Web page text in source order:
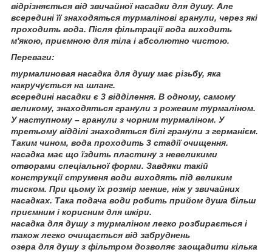
відрізняється від звичайної насадки для душу. Але
всередині її знаходяться турмалінові гранули, через які
проходить вода. Після фільтрації вода виходить
м'якою, приємною для тіла і абсолютно чистою.
Переваги:
турмалиновая насадка для душу має різьбу, яка
накручується на шланг.
всередині насадки є 3 відділення. В одному, самому
великому, знаходяться гранули з рожевим турмаліном.
У наступному – гранули з чорним турмаліном. У
третьому відділі знаходяться білі гранули з германієм.
Таким чином, вода проходить 3 стадії очищення.
насадка має що їздить пластину з невеликими
отворами спеціальної форми. Завдяки такій
конструкції струменя води виходять під великим
тиском. При цьому їх розмір менше, ніж у звичайних
насадках. Така подача води робить прийом душа більш
приємним і корисним для шкіри.
насадка для душу з турмаліном легко розбирається і
також легко очищається від забруднень
озера для душу з фільтром дозволяє заощадити кілька